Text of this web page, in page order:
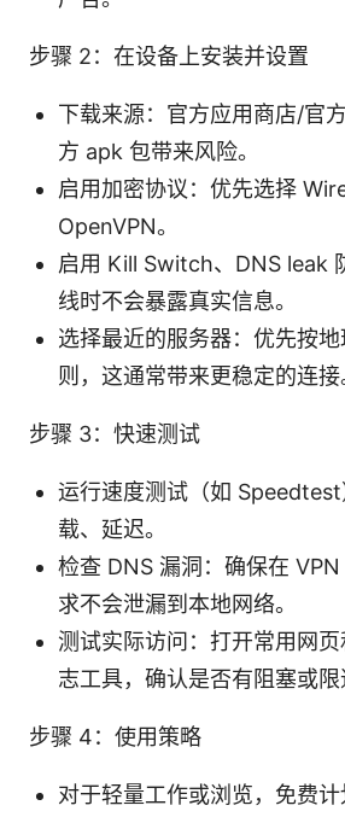
步骤 2：在设备上安装并设置
下载来源：官方应用商店/官
方 apk 包带来风险。
启用加密协议：优先选择
OpenVPN。
启用 Kill Switch、DNS leak
线时不会暴露真实信息。
选择最近的服务器：优先按
则，这通常带来更稳定的连接
步骤 3：快速测试
运行速度测试（如
载、延迟。
检查 DNS 漏洞：确保在
求不会泄漏到本地网络。
测试实际访问：打开常用网
志工具，确认是否有阻塞或限
步骤 4：使用策略
对于轻量工作或浏览，免费计